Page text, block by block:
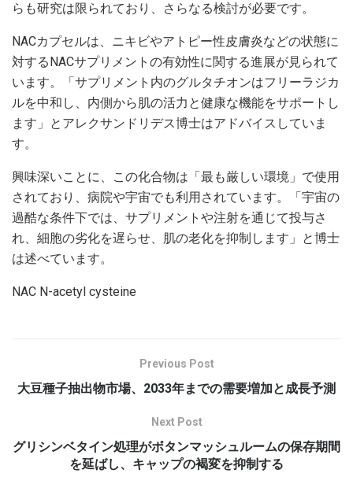
らも研究は限られており、さらなる検討が必要です。
NACカプセルは、ニキビやアトピー性皮膚炎などの状態に
対するNACサプリメントの有効性に関する進展が見られて
います。「サプリメント内のグルタチオンはフリーラジカ
ルを中和し、内側から肌の活力と健康な機能をサポートし
ます」とアレクサンドリデス博士はアドバイスしていま
す。
興味深いことに、この化合物は「最も厳しい環境」で使用
されており、病院や宇宙でも利用されています。「宇宙の
過酷な条件下では、サプリメントや注射を通じて投与さ
れ、細胞の劣化を遅らせ、肌の老化を抑制します」と博士
は述べています。
NAC N-acetyl cysteine
Previous Post
大豆種子抽出物市場、2033年までの需要増加と成長予測
Next Post
グリシンベタイン処理がボタンマッシュルームの保存期間
を延ばし、キャップの褐変を抑制する